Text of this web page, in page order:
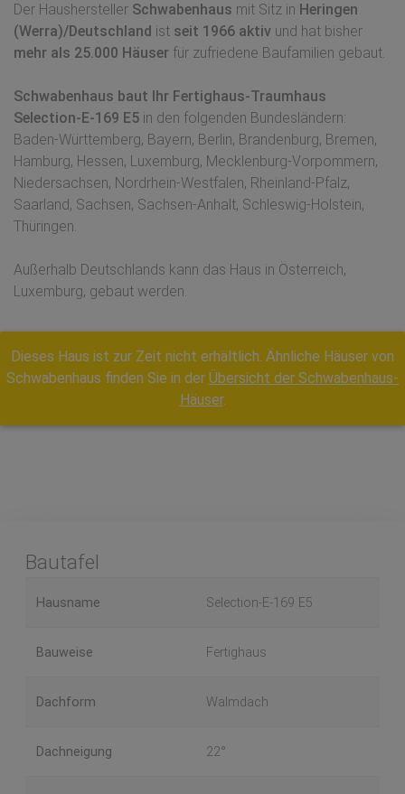
Der Haushersteller Schwabenhaus mit Sitz in Heringen
(Werra)/Deutschland ist seit 1966 aktiv und hat bisher
mehr als 25.000 Häuser für zufriedene Baufamilien gebaut.
Schwabenhaus baut Ihr Fertighaus-Traumhaus
Selection-E-169 E5 in den folgenden Bundesländern:
Baden-Württemberg, Bayern, Berlin, Brandenburg, Bremen,
Hamburg, Hessen, Luxemburg, Mecklenburg-Vorpommern,
Niedersachsen, Nordrhein-Westfalen, Rheinland-Pfalz,
Saarland, Sachsen, Sachsen-Anhalt, Schleswig-Holstein,
Thüringen.
Außerhalb Deutschlands kann das Haus in Österreich,
Luxemburg, gebaut werden.
Dieses Haus ist zur Zeit nicht erhältlich. Ähnliche Häuser von
Schwabenhaus finden Sie in der Übersicht der Schwabenhaus-
Häuser.
Bautafel
Hausname Selection-E-169 E5
Bauweise Fertighaus
Dachform Walmdach
Dachneigung 22°